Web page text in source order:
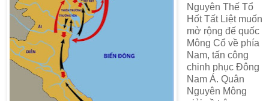
Nguyên Thế Tổ
Hốt Tất Liệt muốn
mở rộng đế quốc
Mông Cổ về phía
Nam, tấn công
chinh phục Đông
Nam Á. Quân
Nguyên Mông